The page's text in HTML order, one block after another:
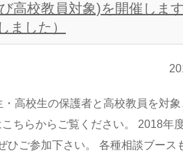
高校教員対象)を開催しま
ました）
校生の保護者と高校教員を対象
らからご覧ください。 2018年
ご参加下さい。 各種相談ブース